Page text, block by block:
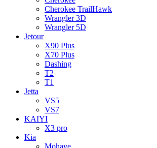
Cherokee TrailHawk
Wrangler 3D
Wrangler 5D
Jetour
X90 Plus
X70 Plus
Dashing
T2
T1
Jetta
VS5
VS7
KAIYI
X3 pro
Kia
Mohave